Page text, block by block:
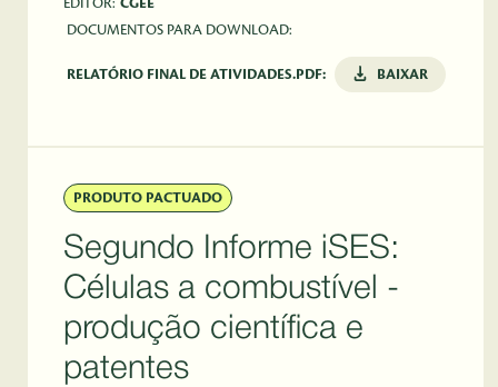
EDITOR: CGEE
DOCUMENTOS PARA DOWNLOAD:
RELATÓRIO FINAL DE ATIVIDADES.PDF: BAIXAR
PRODUTO PACTUADO
Segundo Informe iSES:
Células a combustível -
produção científica e
patentes